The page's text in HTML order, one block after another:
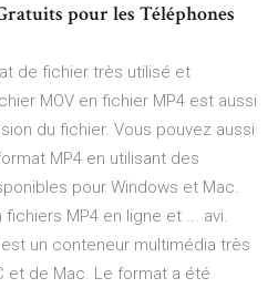
pour les Téléphones
de fichier très utilisé et
MOV en fichier MP4 est aussi
du fichier. Vous pouvez aussi
MP4 en utilisant des
pour Windows et Mac.
MP4 en ligne et ... avi.
un conteneur multimédia très
et de Mac. Le format a été